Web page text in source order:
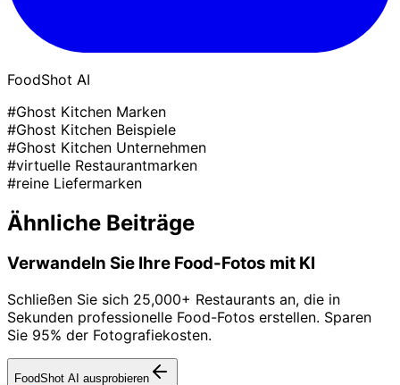
FoodShot AI
#Ghost Kitchen Marken
#Ghost Kitchen Beispiele
#Ghost Kitchen Unternehmen
#virtuelle Restaurantmarken
#reine Liefermarken
Ähnliche Beiträge
Verwandeln Sie Ihre Food-Fotos mit KI
Schließen Sie sich 25,000+ Restaurants an, die in
Sekunden professionelle Food-Fotos erstellen. Sparen
Sie 95% der Fotografiekosten.
FoodShot AI ausprobieren